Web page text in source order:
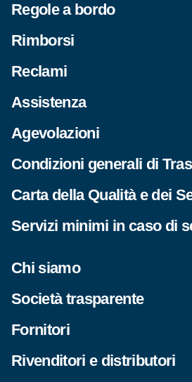
Regole a bordo
Rimborsi
Reclami
Assistenza
Agevolazioni
Condizioni generali di
Carta della Qualità e dei
Servizi minimi in caso di
Chi siamo
Società trasparente
Fornitori
Rivenditori e distributori